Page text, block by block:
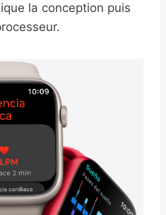
la conception puis